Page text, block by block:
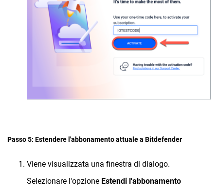
Passo 5: Estendere l'abbonamento attuale a Bitdefender
Viene visualizzata una finestra di dialogo.
Selezionare l'opzione Estendi l'abbonamento